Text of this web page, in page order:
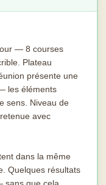
— 8 courses
Plateau
présente une
les éléments
sens. Niveau de
avec
dans la même
Quelques résultats